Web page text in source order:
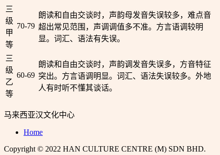
三
级
甲
等
70-79
朗读和自由交谈时，声韵母发音失误较多，难点音
超出常见范围，声调调值多不准。方言语调较明
显。词汇、语法有失误。
三
级
乙
等
60-69
朗读和自由交谈时，声韵调发音失误多，方音特征
突出。方言语调明显。词汇、语法失误较多。外地
人有时听不懂其谈话。
马来西亚汉文化中心
Home
Copyright © 2022 HAN CULTURE CENTRE (M) SDN BHD.